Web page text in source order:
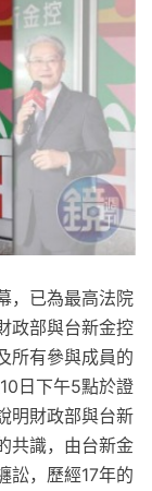
，已為最高法院
政部與台新金控
所有參與成員的
日下午5點於證
明財政部與台新
共識，由台新金
訟，歷經17年的